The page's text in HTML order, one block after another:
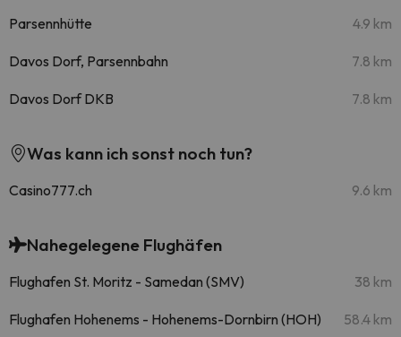
Parsennhütte 4.9 km
Davos Dorf, Parsennbahn 7.8 km
Davos Dorf DKB 7.8 km
Was kann ich sonst noch tun?
Casino777.ch 9.6 km
Nahegelegene Flughäfen
Flughafen St. Moritz - Samedan (SMV) 38 km
Flughafen Hohenems - Hohenems-Dornbirn (HOH) 58.4 km